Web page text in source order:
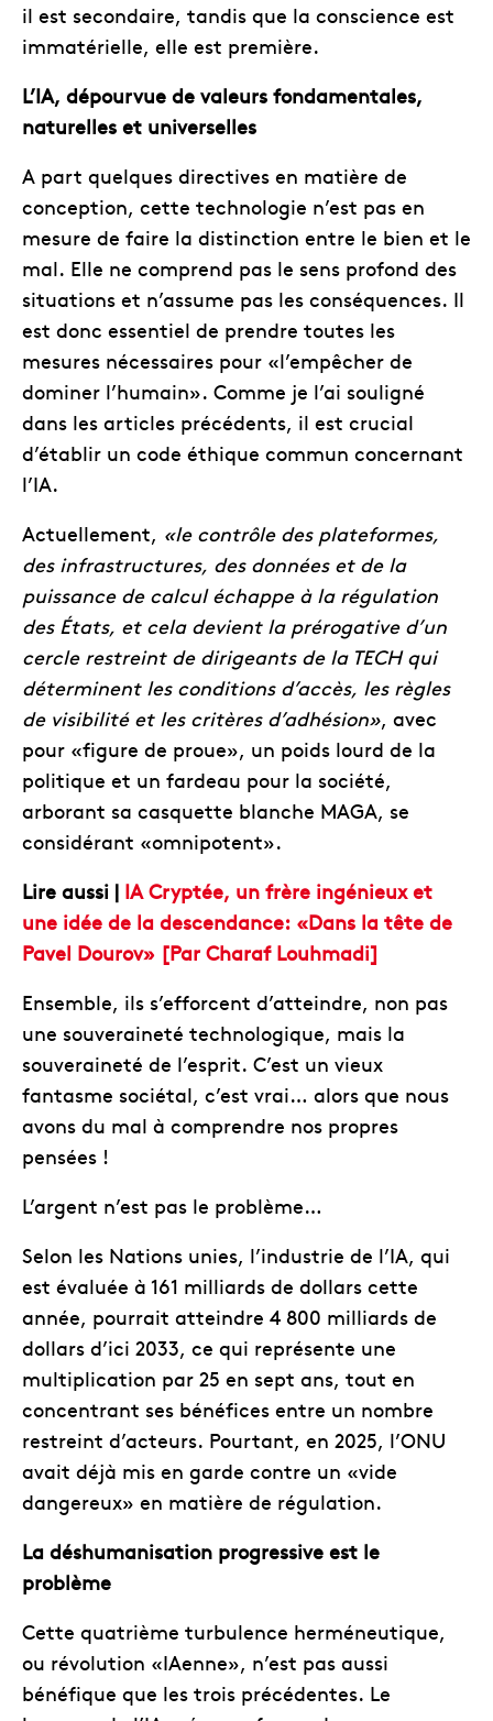
il est secondaire, tandis que la conscience est
immatérielle, elle est première.
L’IA, dépourvue de valeurs fondamentales,
naturelles et universelles
A part quelques directives en matière de
conception, cette technologie n’est pas en
mesure de faire la distinction entre le bien et le
mal. Elle ne comprend pas le sens profond des
situations et n’assume pas les conséquences. Il
est donc essentiel de prendre toutes les
mesures nécessaires pour «l’empêcher de
dominer l’humain». Comme je l’ai souligné
dans les articles précédents, il est crucial
d’établir un code éthique commun concernant
l’IA.
Actuellement, «le contrôle des plateformes,
des infrastructures, des données et de la
puissance de calcul échappe à la régulation
des États, et cela devient la prérogative d’un
cercle restreint de dirigeants de la TECH qui
déterminent les conditions d’accès, les règles
de visibilité et les critères d’adhésion», avec
pour «figure de proue», un poids lourd de la
politique et un fardeau pour la société,
arborant sa casquette blanche MAGA, se
considérant «omnipotent».
Lire aussi | IA Cryptée, un frère ingénieux et
une idée de la descendance: «Dans la tête de
Pavel Dourov» [Par Charaf Louhmadi]
Ensemble, ils s’efforcent d’atteindre, non pas
une souveraineté technologique, mais la
souveraineté de l’esprit. C’est un vieux
fantasme sociétal, c’est vrai… alors que nous
avons du mal à comprendre nos propres
pensées !
L’argent n’est pas le problème…
Selon les Nations unies, l’industrie de l’IA, qui
est évaluée à 161 milliards de dollars cette
année, pourrait atteindre 4 800 milliards de
dollars d’ici 2033, ce qui représente une
multiplication par 25 en sept ans, tout en
concentrant ses bénéfices entre un nombre
restreint d’acteurs. Pourtant, en 2025, l’ONU
avait déjà mis en garde contre un «vide
dangereux» en matière de régulation.
La déshumanisation progressive est le
problème
Cette quatrième turbulence herméneutique,
ou révolution «IAenne», n’est pas aussi
bénéfique que les trois précédentes. Le